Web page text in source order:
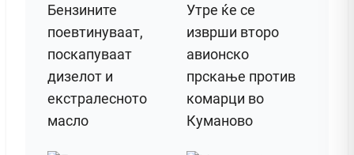
Бензините
поевтинуваат,
поскапуваат
дизелот и
екстралесното
масло
Утре ќе се
изврши второ
авионско
прскање против
комарци во
Куманово